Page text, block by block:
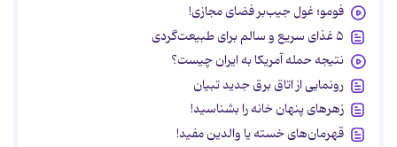
فومو؛ غول جیب‌بر فضای مجازی!
۵ غذای سریع و سالم برای طبیعت‌گردی
نتیجه حمله آمریکا به ایران چیست؟
رونمایی از اتاق برق جدید تبیان
زهرهای پنهان خانه را بشناسید!
قهرمان‌های خسته یا والدین مفید!